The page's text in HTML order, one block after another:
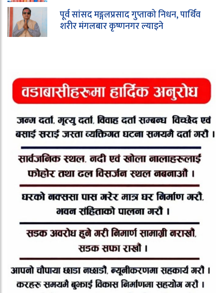
पूर्व सांसद मङ्गलप्रसाद गुप्ताको निधन, पार्थिव
शरीर मंगलबार कृष्णनगर ल्याइने